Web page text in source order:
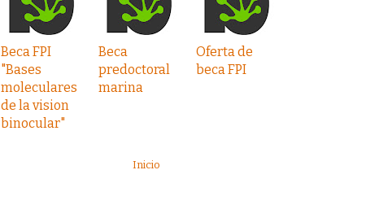
Beca FPI
"Bases
moleculares
de la vision
binocular"
Beca
predoctoral
marina
Oferta de
beca FPI
Inicio